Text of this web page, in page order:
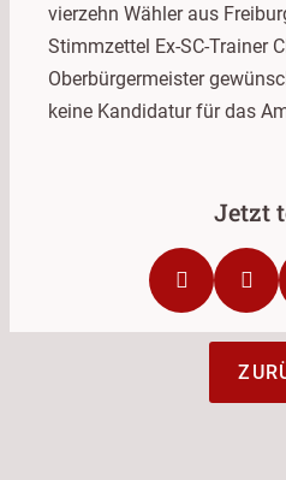
vierzehn Wähler aus
Stimmzettel Ex-SC-Trainer
Oberbürgermeister
keine Kandidatur für das